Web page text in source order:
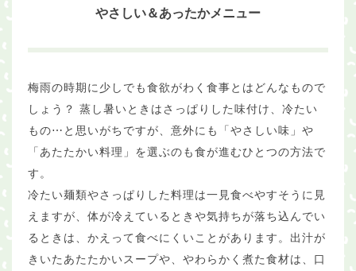
やさしい＆あったかメニュー
梅雨の時期に少しでも食欲がわく食事とはどんなもので
しょう？ 蒸し暑いときはさっぱりした味付け、冷たい
もの⋯と思いがちですが、意外にも「やさしい味」や
「あたたかい料理」を選ぶのも食が進むひとつの方法で
す。
冷たい麺類やさっぱりした料理は一見食べやすそうに見
えますが、体が冷えているときや気持ちが落ち込んでい
るときは、かえって食べにくいことがあります。出汁が
きいたあたたかいスープや、やわらかく煮た食材は、口